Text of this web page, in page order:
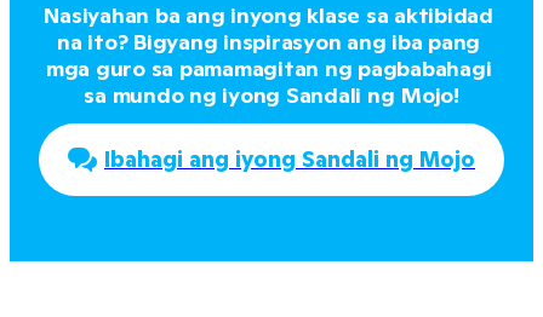
Nasiyahan ba ang inyong klase sa aktibidad
na ito? Bigyang inspirasyon ang iba pang
mga guro sa pamamagitan ng pagbabahagi
sa mundo ng iyong Sandali ng Mojo!
Ibahagi ang iyong Sandali ng Mojo